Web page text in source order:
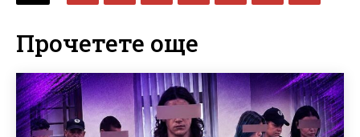
Прочетете още